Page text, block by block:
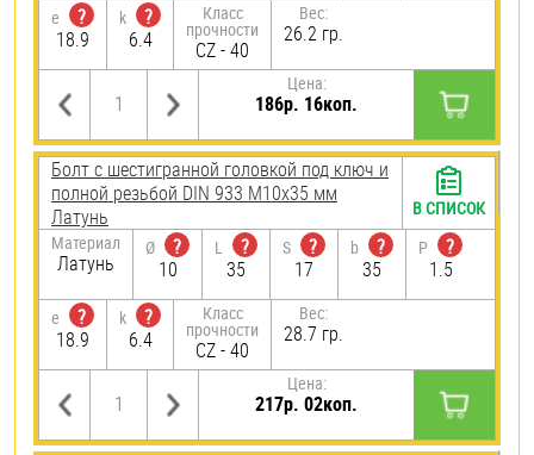
e
?
18.9
k
?
6.4
Класс
прочности
CZ - 40
Вес:
26.2 гр.
Цена:
186р. 16коп.
Болт с шестигранной головкой под ключ и
полной резьбой DIN 933 М10х35 мм
Латунь
Материал
Латунь
Ø
?
10
L
?
35
S
?
17
b
?
35
P
?
1.5
e
?
18.9
k
?
6.4
Класс
прочности
CZ - 40
Вес:
28.7 гр.
Цена:
217р. 02коп.
В СПИСОК